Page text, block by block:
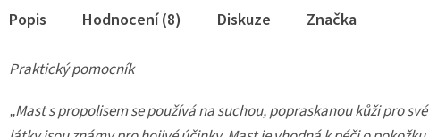
Popis Hodnocení (8) Diskuze Značka
Praktický pomocník
„Mast s propolisem se používá na suchou, popraskanou kůži pro